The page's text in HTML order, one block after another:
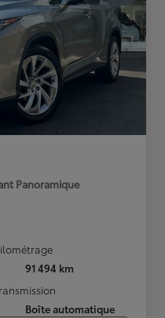
Panoramique
91 494 km
Boîte automatique